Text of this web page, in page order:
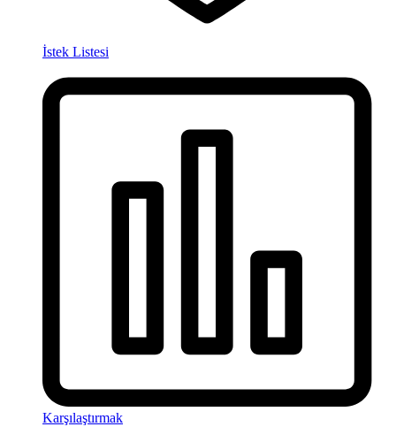
İstek Listesi
Karşılaştırmak